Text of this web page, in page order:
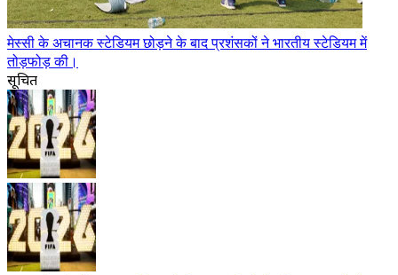
मेस्सी के अचानक स्टेडियम छोड़ने के बाद प्रशंसकों ने भारतीय स्टेडियम में
तोड़फोड़ की।
सूचित